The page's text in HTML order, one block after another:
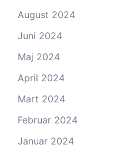
August 2024
Juni 2024
Maj 2024
April 2024
Mart 2024
Februar 2024
Januar 2024